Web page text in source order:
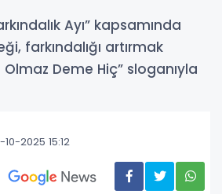
Ayı” kapsamında
farkındalığı artırmak
Deme Hiç” sloganıyla
2025 15:12